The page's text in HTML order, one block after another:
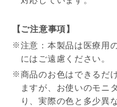
【ご注意事項】
注意：本製品は医療用
にはご遠慮ください。
商品のお色はできるだ
ますが、お使いのモニ
り、実際の色と多少異